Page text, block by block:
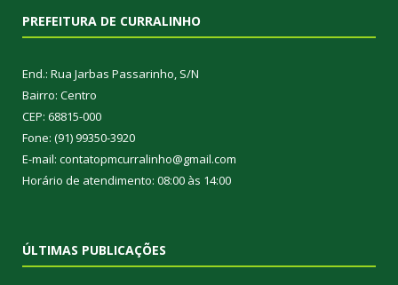
PREFEITURA DE CURRALINHO
End.: Rua Jarbas Passarinho, S/N
Bairro: Centro
CEP: 68815-000
Fone: (91) 99350-3920
E-mail: contatopmcurralinho@gmail.com
Horário de atendimento: 08:00 às 14:00
ÚLTIMAS PUBLICAÇÕES